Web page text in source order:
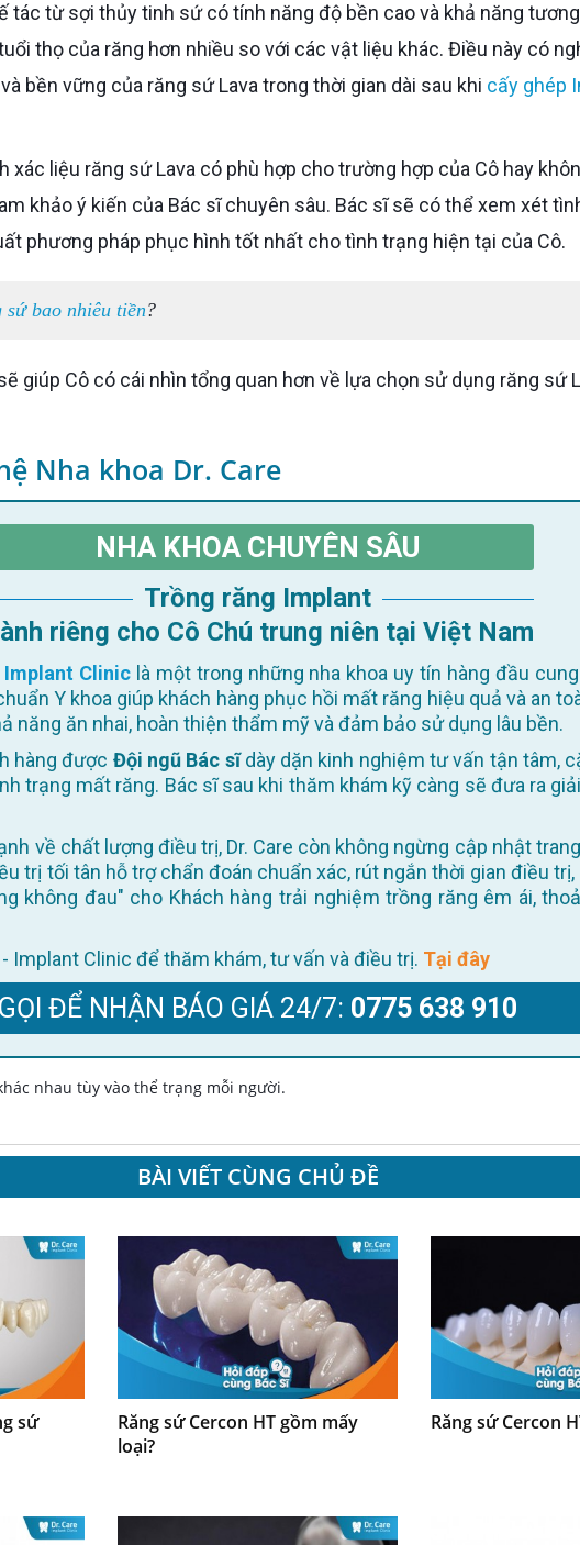
thọ của răng hơn nhiều so với các vật liệu khác. Điều này có
bền vững của răng sứ Lava trong thời gian dài sau khi cấy ghép
khảo ý kiến của Bác sĩ chuyên sâu. Bác sĩ sẽ có thể xem xét
phương pháp phục hình tốt nhất cho tình trạng hiện tại của Cô.
sứ bao nhiêu tiền?
Nha khoa Dr. Care
NHA KHOA CHUYÊN SÂU
Trồng răng Implant
Dành riêng cho Cô Chú trung niên tại Việt Nam
Implant Cliniclà một trong những nha khoa uy tín hàng đầu
Y khoa giúp khách hàng phục hồi mất răng hiệu quả và an
năng ăn nhai, hoàn thiện thẩm mỹ và đảm bảo sử dụng lâu bền.
hàng được Đội ngũ Bác sĩdày dặn kinh nghiệm tư vấn tận tâm,
trạng mất răng. Bác sĩ sau khi thăm khám kỹ càng sẽ đưa ra
trị tối tân hỗ trợ chẩn đoán chuẩn xác, rút ngắn thời gian điều trị,
không đau" cho Khách hàng trải nghiệm trồng răng êm ái,
- Implant Clinic để thăm khám, tư vấn và điều trị. Tại đây
GỌI ĐỂ NHẬN BÁO GIÁ 24/7: 0775 638 910
nhau tùy vào thể trạng mỗi người.
BÀI VIẾT CÙNG CHỦ ĐỀ
sứ
Răng sứ Cercon HT gồm mấy
loại?
Răng sứ Cercon